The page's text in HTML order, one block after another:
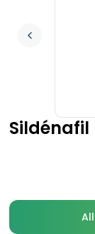
Sildénafil